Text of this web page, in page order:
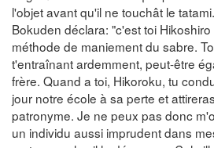
l'objet avant qu'il ne touchât le
Bokuden déclara: "c'est toi
méthode de maniement du sabre.
t'entraînant ardemment, peut-être
frère. Quand a toi, Hikoroku, tu
jour notre école à sa perte et
patronyme. Je ne peux pas donc
un individu aussi imprudent dans